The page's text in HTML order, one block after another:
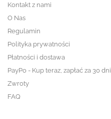
Kontakt z nami
O Nas
Regulamin
Polityka prywatności
Płatności i dostawa
PayPo - Kup teraz, zapłać za 30 dni
Zwroty
FAQ